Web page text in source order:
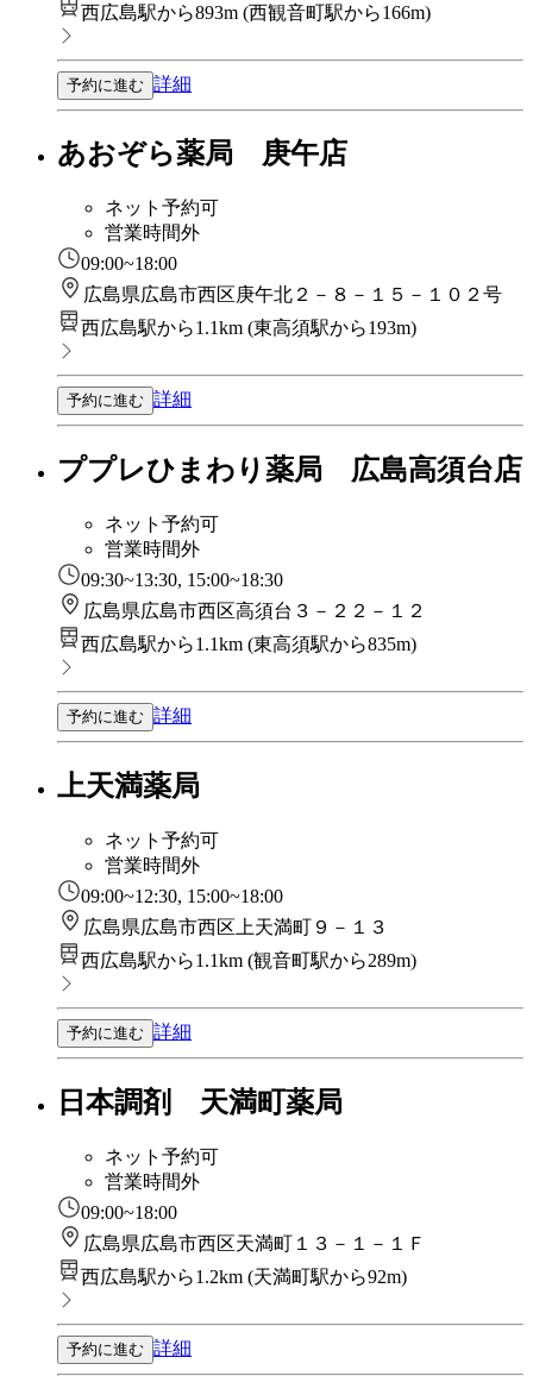
西広島駅から893m (西観音町駅から166m)
予約に進む 詳細
あおぞら薬局 庚午店
ネット予約可
営業時間外
09:00~18:00
広島県広島市西区庚午北２－８－１５－１０２号
西広島駅から1.1km (東高須駅から193m)
予約に進む 詳細
ププレひまわり薬局 広島高須台店
ネット予約可
営業時間外
09:30~13:30, 15:00~18:30
広島県広島市西区高須台３－２２－１２
西広島駅から1.1km (東高須駅から835m)
予約に進む 詳細
上天満薬局
ネット予約可
営業時間外
09:00~12:30, 15:00~18:00
広島県広島市西区上天満町９－１３
西広島駅から1.1km (観音町駅から289m)
予約に進む 詳細
日本調剤 天満町薬局
ネット予約可
営業時間外
09:00~18:00
広島県広島市西区天満町１３－１－１Ｆ
西広島駅から1.2km (天満町駅から92m)
予約に進む 詳細